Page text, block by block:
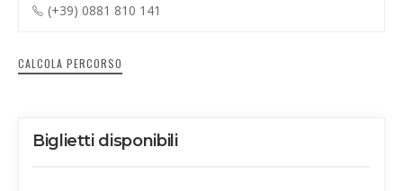
(+39) 0881 810 141
CALCOLA PERCORSO
Biglietti disponibili